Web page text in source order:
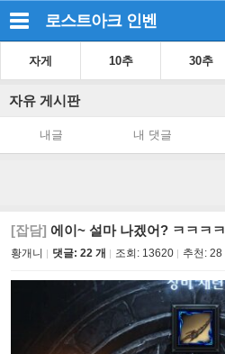
로스트아크 인벤
자게 10추 30추
자유 게시판
내글 내 댓글
[잡담] 에이~ 설마 나겠어? ㅋㅋㅋㅋ
황개니 댓글: 22 개 조회: 13620 추천: 28